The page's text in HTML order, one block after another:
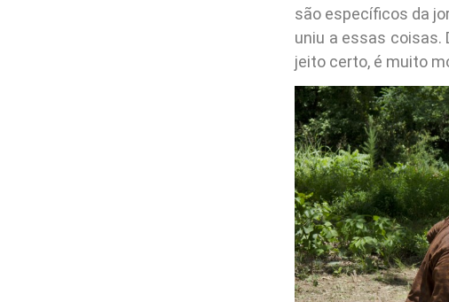
são específicos da
uniu a essas coisas.
jeito certo, é muito